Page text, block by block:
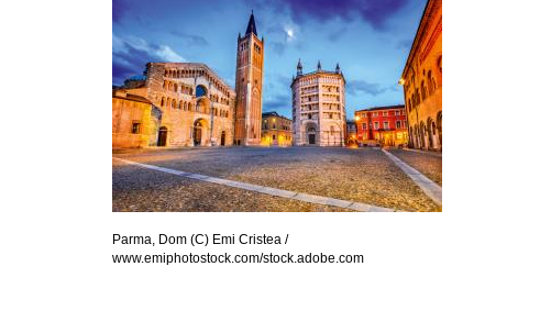
Parma, Dom (C) Emi Cristea /
www.emiphotostock.com/stock.adobe.com